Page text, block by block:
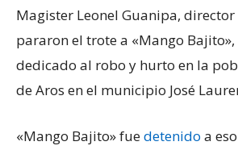
Magister Leonel Guanipa, director
pararon el trote a «Mango
dedicado al robo y hurto en la
de Aros en el municipio José
«Mango Bajito» fuedetenido a